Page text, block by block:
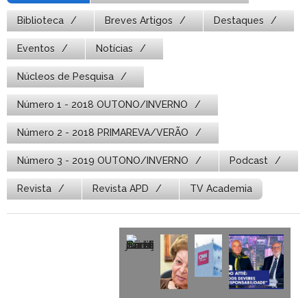
Biblioteca Breves Artigos Destaques
Eventos Notícias
Núcleos de Pesquisa
Número 1 - 2018 OUTONO/INVERNO
Número 2 - 2018 PRIMAREVA/VERÃO
Número 3 - 2019 OUTONO/INVERNO Podcast
Revista Revista APD TV Academia